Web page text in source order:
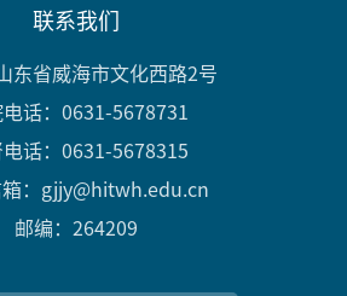
联系我们
东省威海市文化西路2号
话：0631-5678731
电话：0631-5678315
：gjjy@hitwh.edu.cn
邮编：264209